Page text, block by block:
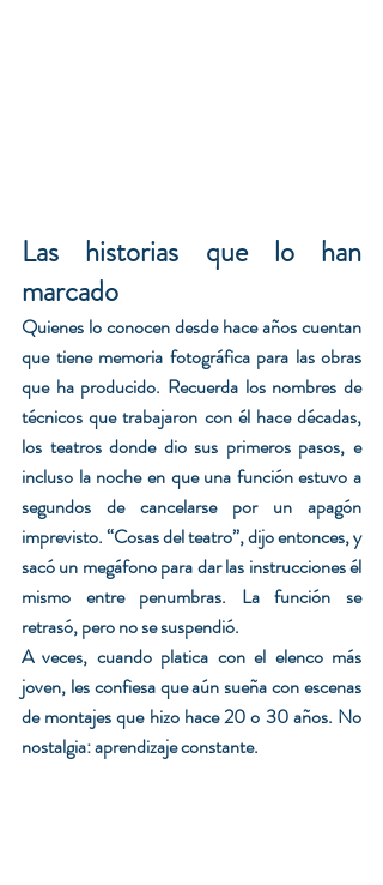
Las historias que lo han
marcado
Quienes lo conocen desde hace años cuentan
que tiene memoria fotográfica para las obras
que ha producido. Recuerda los nombres de
técnicos que trabajaron con él hace décadas,
los teatros donde dio sus primeros pasos, e
incluso la noche en que una función estuvo a
segundos de cancelarse por un apagón
imprevisto. “Cosas del teatro”, dijo entonces, y
sacó un megáfono para dar las instrucciones él
mismo entre penumbras. La función se
retrasó, pero no se suspendió.
A veces, cuando platica con el elenco más
joven, les confiesa que aún sueña con escenas
de montajes que hizo hace 20 o 30 años. No
nostalgia: aprendizaje constante.